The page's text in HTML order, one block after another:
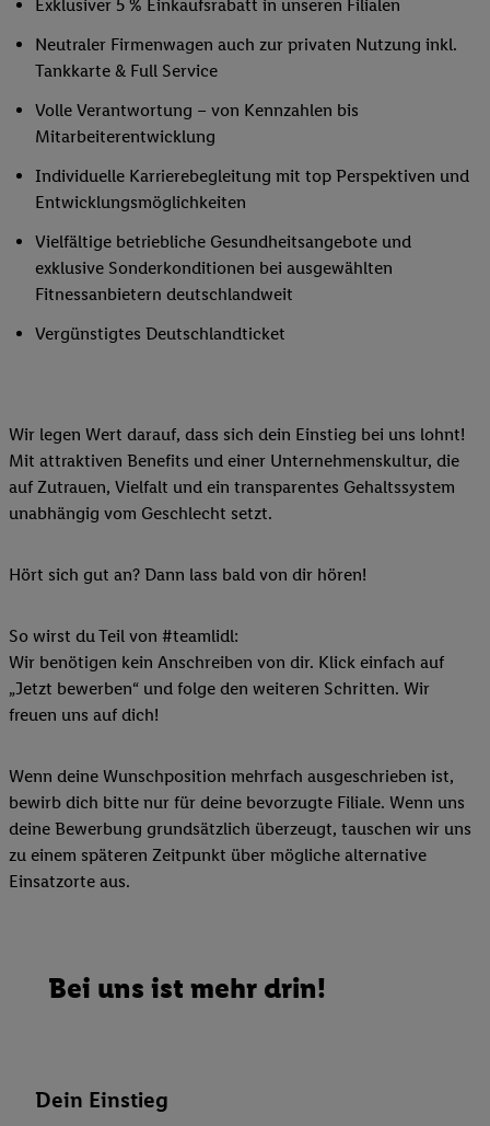
Exklusiver 5 % Einkaufsrabatt in unseren Filialen
Neutraler Firmenwagen auch zur privaten Nutzung inkl.
Tankkarte & Full Service
Volle Verantwortung – von Kennzahlen bis
Mitarbeiterentwicklung
Individuelle Karrierebegleitung mit top Perspektiven und
Entwicklungsmöglichkeiten
Vielfältige betriebliche Gesundheitsangebote und
exklusive Sonderkonditionen bei ausgewählten
Fitnessanbietern deutschlandweit
Vergünstigtes Deutschlandticket
Wir legen Wert darauf, dass sich dein Einstieg bei uns lohnt!
Mit attraktiven Benefits und einer Unternehmenskultur, die
auf Zutrauen, Vielfalt und ein transparentes Gehaltssystem
unabhängig vom Geschlecht setzt.
Hört sich gut an? Dann lass bald von dir hören!
So wirst du Teil von #teamlidl:
Wir benötigen kein Anschreiben von dir. Klick einfach auf
„Jetzt bewerben“ und folge den weiteren Schritten. Wir
freuen uns auf dich!
Wenn deine Wunschposition mehrfach ausgeschrieben ist,
bewirb dich bitte nur für deine bevorzugte Filiale. Wenn uns
deine Bewerbung grundsätzlich überzeugt, tauschen wir uns
zu einem späteren Zeitpunkt über mögliche alternative
Einsatzorte aus.
Bei uns ist mehr drin!
Dein Einstieg